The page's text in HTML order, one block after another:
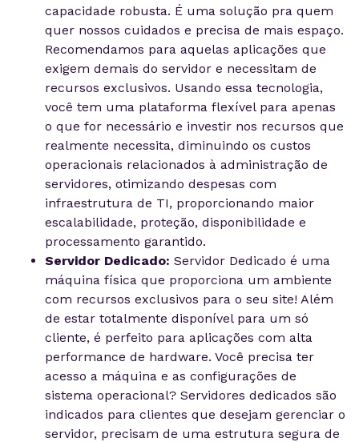
capacidade robusta. É uma solução pra quem
quer nossos cuidados e precisa de mais espaço.
Recomendamos para aquelas aplicações que
exigem demais do servidor e necessitam de
recursos exclusivos. Usando essa tecnologia,
você tem uma plataforma flexível para apenas
o que for necessário e investir nos recursos que
realmente necessita, diminuindo os custos
operacionais relacionados à administração de
servidores, otimizando despesas com
infraestrutura de TI, proporcionando maior
escalabilidade, proteção, disponibilidade e
processamento garantido.
Servidor Dedicado: Servidor Dedicado é uma
máquina física que proporciona um ambiente
com recursos exclusivos para o seu site! Além
de estar totalmente disponível para um só
cliente, é perfeito para aplicações com alta
performance de hardware. Você precisa ter
acesso a máquina e as configurações de
sistema operacional? Servidores dedicados são
indicados para clientes que desejam gerenciar o
servidor, precisam de uma estrutura segura de